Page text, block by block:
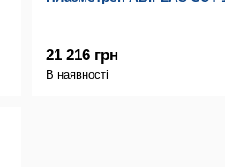
21 216 грн
В наявності